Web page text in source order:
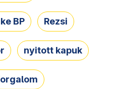
BP Rezsi
nyitott kapuk